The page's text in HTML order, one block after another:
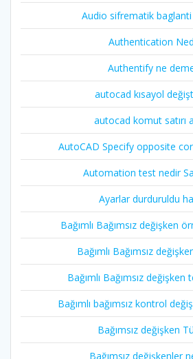
Audio sifrematik
Authentication
Authentify ne
autocad kısayol
autocad komut satırı
AutoCAD Specify opposite
Automation test nedir
Ayarlar durduruldu
Bağımlı Bağımsız değişken
Bağımlı Bağımsız
Bağımlı Bağımsız değişken
Bağımlı bağımsız kontrol
Bağımsız değişken
Bağımsız değişkenler